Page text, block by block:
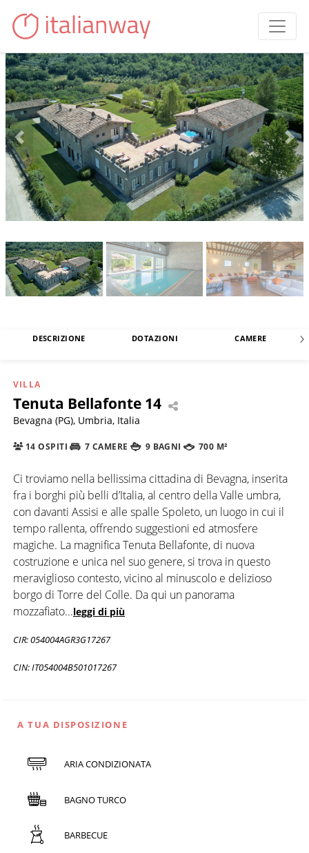
DESCRIZIONE DOTAZIONI CAMERE
VILLA
Tenuta Bellafonte 14
Bevagna (PG), Umbria, Italia
14 OSPITI 7 CAMERE 9 BAGNI 700 M²
Ci troviamo nella bellissima cittadina di Bevagna, inserita
fra i borghi più belli d’Italia, al centro della Valle umbra,
con davanti Assisi e alle spalle Spoleto, un luogo in cui il
tempo rallenta, offrendo suggestioni ed atmosfere
magiche. La magnifica Tenuta Bellafonte, di nuova
costruzione e unica nel suo genere, si trova in questo
meraviglioso contesto, vicino al minuscolo e delizioso
borgo di Torre del Colle. Da qui un panorama
mozzafiato...leggi di più
CIR: 054004AGR3G17267
CIN: IT054004B501017267
A TUA DISPOSIZIONE
ARIA CONDIZIONATA
BAGNO TURCO
BARBECUE